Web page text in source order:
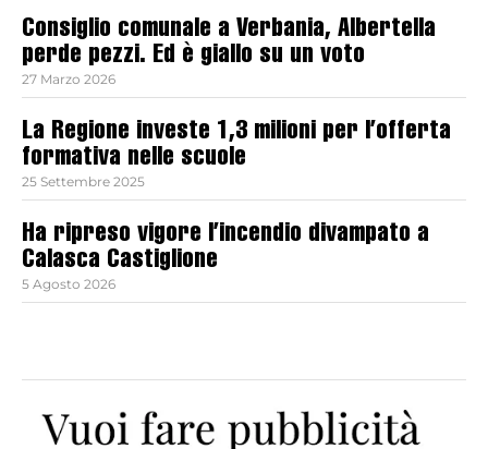
Consiglio comunale a Verbania, Albertella
perde pezzi. Ed è giallo su un voto
27 Marzo 2026
La Regione investe 1,3 milioni per l’offerta
formativa nelle scuole
25 Settembre 2025
Ha ripreso vigore l’incendio divampato a
Calasca Castiglione
5 Agosto 2026